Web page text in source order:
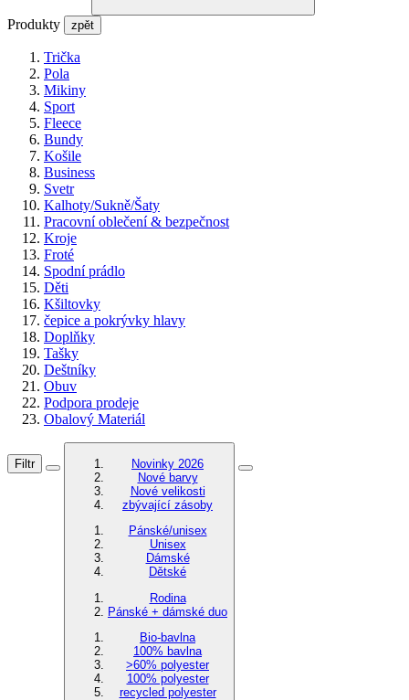
Produkty zpět
Trička
Pola
Mikiny
Sport
Fleece
Bundy
Košile
Business
Svetr
Kalhoty/Sukně/Šaty
Pracovní oblečení & bezpečnost
Kroje
Froté
Spodní prádlo
Děti
Kšiltovky
čepice a pokrývky hlavy
Doplňky
Tašky
Deštníky
Obuv
Podpora prodeje
Obalový Materiál
Filtr
Novinky 2026
Nové barvy
Nové velikosti
zbývající zásoby
Pánské/unisex
Unisex
Dámské
Dětské
Rodina
Pánské + dámské duo
Bio-bavlna
100% bavlna
>60% polyester
100% polyester
recycled polyester